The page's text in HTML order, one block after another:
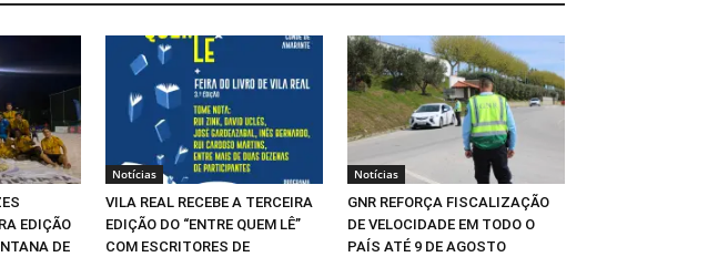
EDIÇÃO
DE
Notícias
VILA REAL RECEBE A TERCEIRA
EDIÇÃO DO “ENTRE QUEM LÊ”
COM ESCRITORES DE
Notícias
GNR REFORÇA FISCALIZAÇÃO
DE VELOCIDADE EM TODO O
PAÍS ATÉ 9 DE AGOSTO